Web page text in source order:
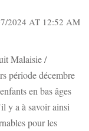
2024 AT 12:52 AM
Malaisie /
période décembre
en bas âges
y a à savoir ainsi
pour les